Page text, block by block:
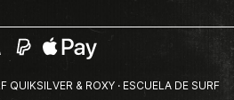
QUIKSILVER & ROXY · ESCUELA DE SURF